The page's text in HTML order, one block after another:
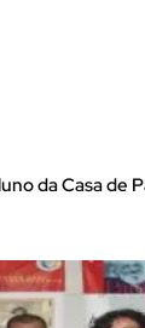
da Casa de